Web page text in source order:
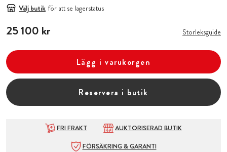
Välj butik för att se lagerstatus
Pris :25 100 kr
25 100 kr Storleksguide
Lägg i varukorgen
Reservera i butik
FRI FRAKT
AUKTORISERAD BUTIK
FÖRSÄKRING & GARANTI